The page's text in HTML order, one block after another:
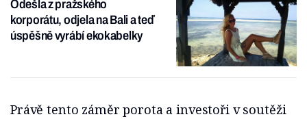
Odešla z pražského
korporátu, odjela na Bali a teď
úspěšně vyrábí ekokabelky
Právě tento záměr porota a investoři v soutěži